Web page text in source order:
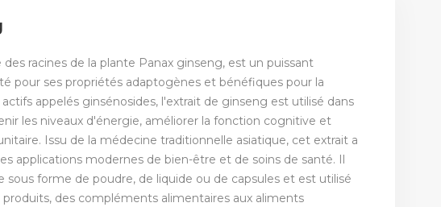
racines de la plante Panax ginseng, est un puissant
pour ses propriétés adaptogènes et bénéfiques pour la
appelés ginsénosides, l'extrait de ginseng est utilisé dans
les niveaux d'énergie, améliorer la fonction cognitive et
Issu de la médecine traditionnelle asiatique, cet extrait a
applications modernes de bien-être et de soins de santé. Il
sous forme de poudre, de liquide ou de capsules et est utilisé
des compléments alimentaires aux aliments